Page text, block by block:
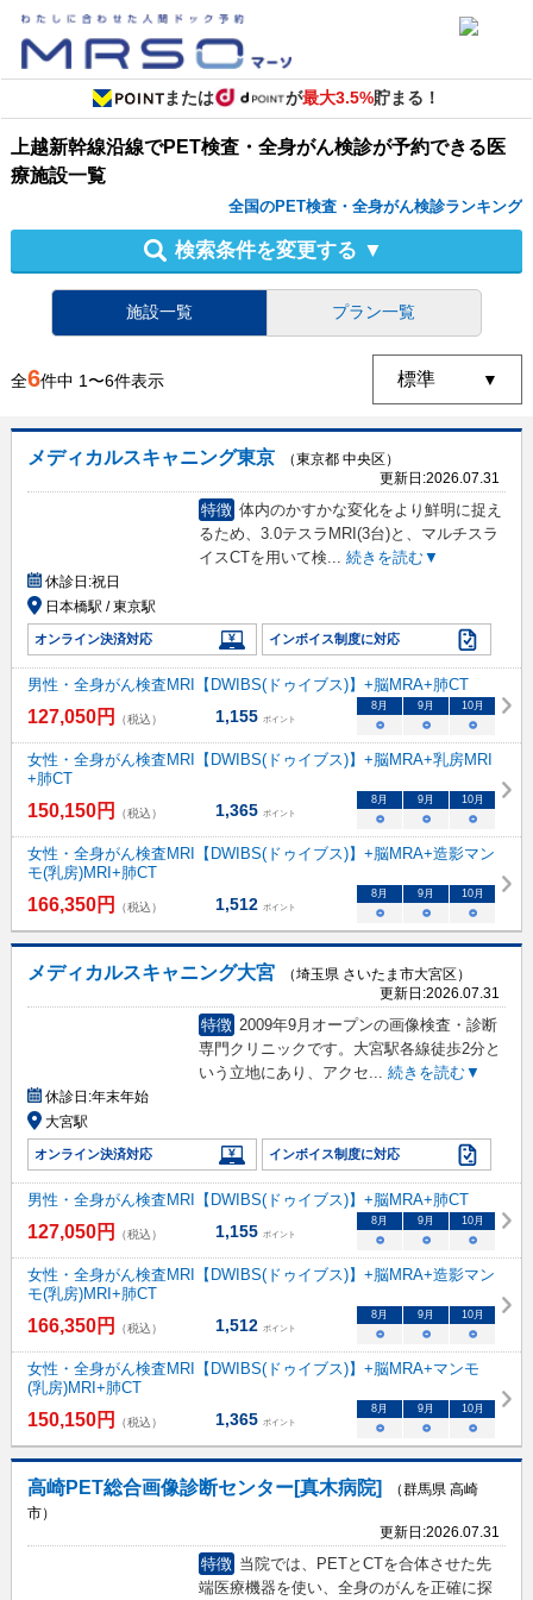
または が最大3.5%貯まる！
上越新幹線沿線でPET検査・全身がん検診が予約できる医
療施設一覧
全国のPET検査・全身がん検診ランキング
検索条件を変更する ▼
施設一覧 プラン一覧
全6件中 1〜6件表示
メディカルスキャニング東京
（東京都 中央区）
更新日:2026.07.31
特徴 体内のかすかな変化をより鮮明に捉え
るため、3.0テスラMRI(3台)と、マルチスラ
イスCTを用いて検... 続きを読む▼
休診日:祝日
日本橋駅 / 東京駅
オンライン決済対応 インボイス制度に対応
男性・全身がん検査MRI【DWIBS(ドゥイブス)】+脳MRA+肺CT
127,050円 （税込） 1,155 ポイント
8月 9月 10月
○ ○ ○
女性・全身がん検査MRI【DWIBS(ドゥイブス)】+脳MRA+乳房MRI
+肺CT
150,150円 （税込） 1,365 ポイント
8月 9月 10月
○ ○ ○
女性・全身がん検査MRI【DWIBS(ドゥイブス)】+脳MRA+造影マン
モ(乳房)MRI+肺CT
166,350円 （税込） 1,512 ポイント
8月 9月 10月
○ ○ ○
メディカルスキャニング大宮
（埼玉県 さいたま市大宮区）
更新日:2026.07.31
特徴 2009年9月オープンの画像検査・診断
専門クリニックです。大宮駅各線徒歩2分と
いう立地にあり、アクセ... 続きを読む▼
休診日:年末年始
大宮駅
オンライン決済対応 インボイス制度に対応
男性・全身がん検査MRI【DWIBS(ドゥイブス)】+脳MRA+肺CT
127,050円 （税込） 1,155 ポイント
8月 9月 10月
○ ○ ○
女性・全身がん検査MRI【DWIBS(ドゥイブス)】+脳MRA+造影マン
モ(乳房)MRI+肺CT
166,350円 （税込） 1,512 ポイント
8月 9月 10月
○ ○ ○
女性・全身がん検査MRI【DWIBS(ドゥイブス)】+脳MRA+マンモ
(乳房)MRI+肺CT
150,150円 （税込） 1,365 ポイント
8月 9月 10月
○ ○ ○
高崎PET総合画像診断センター[真木病院]
（群馬県 高崎
市）
更新日:2026.07.31
特徴 当院では、PETとCTを合体させた先
端医療機器を使い、全身のがんを正確に探